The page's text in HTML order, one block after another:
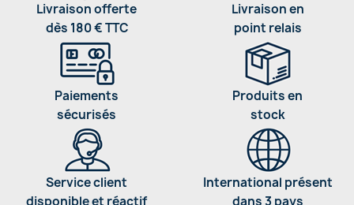
Livraison offerte
dès 180 € TTC
Livraison en
point relais
Paiements
sécurisés
Produits en
stock
Service client
disponible et réactif
International présent
dans 3 pays